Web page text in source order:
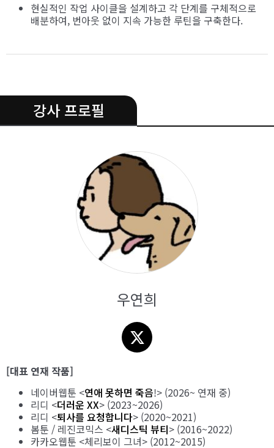
현실적인 작업 사이클을 설계하고 각 단계를 구체적으로
배분하여, 번아웃 없이 지속 가능한 루틴을 구축한다.
강사 프로필
우연희
[대표 연재 작품]
네이버웹툰 <연애 못하면 죽음!> (2026~ 연재 중)
리디 <더러운 XX> (2023~2026)
리디 <퇴사를 요청합니다> (2020~2021)
봄툰 / 레진코믹스 <새디스틱 뷰티> (2016~2022)
카카오웹툰 <체리보이 그녀> (2012~2015)